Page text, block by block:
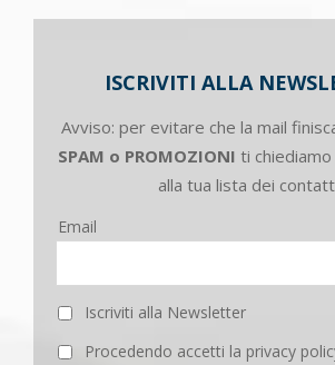
ISCRIVITI ALLA
Avviso: per evitare che la mail
SPAM o PROMOZIONI ti
alla tua lista dei
Email
Iscriviti alla Newsletter
Procedendo accetti la privacy